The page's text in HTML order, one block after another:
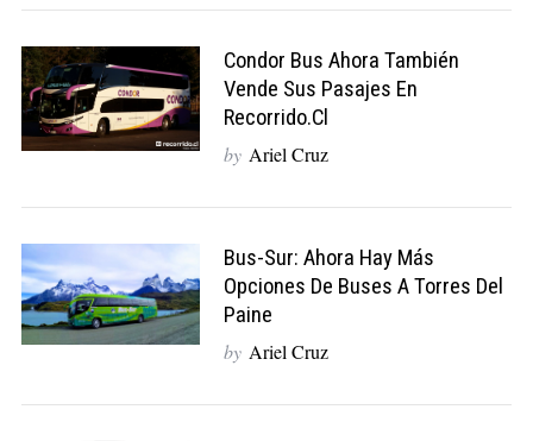
Condor Bus Ahora También
Vende Sus Pasajes En
Recorrido.cl
by Ariel Cruz
Bus-Sur: Ahora Hay Más
Opciones De Buses A Torres Del
Paine
by Ariel Cruz